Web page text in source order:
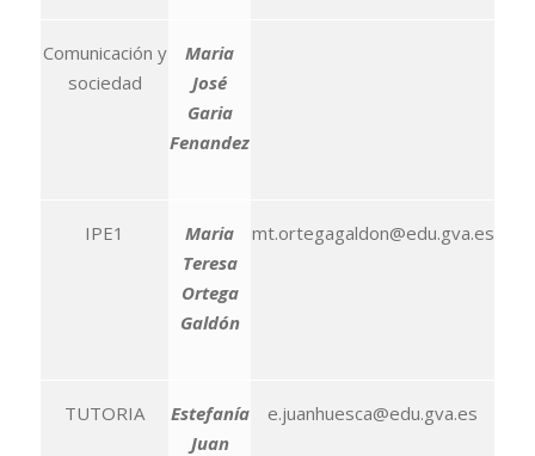
Comunicación y
sociedad
Maria
José
Garia
Fenandez
IPE1
Maria
Teresa
Ortega
Galdón
mt.ortegagaldon@edu.gva.es
TUTORIA
Estefanía
Juan
e.juanhuesca@edu.gva.es